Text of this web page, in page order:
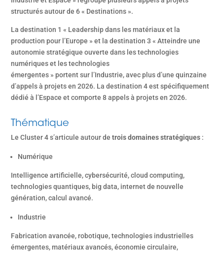
structurés autour de 6 « Destinations ».
La destination 1 « Leadership dans les matériaux et la
production pour l’Europe » et la destination 3 « Atteindre une
autonomie stratégique ouverte dans les technologies
numériques et les technologies
émergentes » portent sur l’Industrie, avec plus d’une quinzaine
d’appels à projets en 2026. La destination 4 est spécifiquement
dédié à l’Espace et comporte 8 appels à projets en 2026.
Thématique
Le Cluster 4 s’articule autour detrois domaines stratégiques :
Numérique
Intelligence artificielle, cybersécurité, cloud computing,
technologies quantiques, big data, internet de nouvelle
génération, calcul avancé.
Industrie
Fabrication avancée, robotique, technologies industrielles
émergentes, matériaux avancés, économie circulaire,